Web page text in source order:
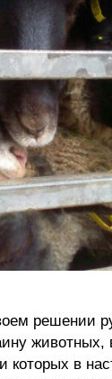
решении
которых в